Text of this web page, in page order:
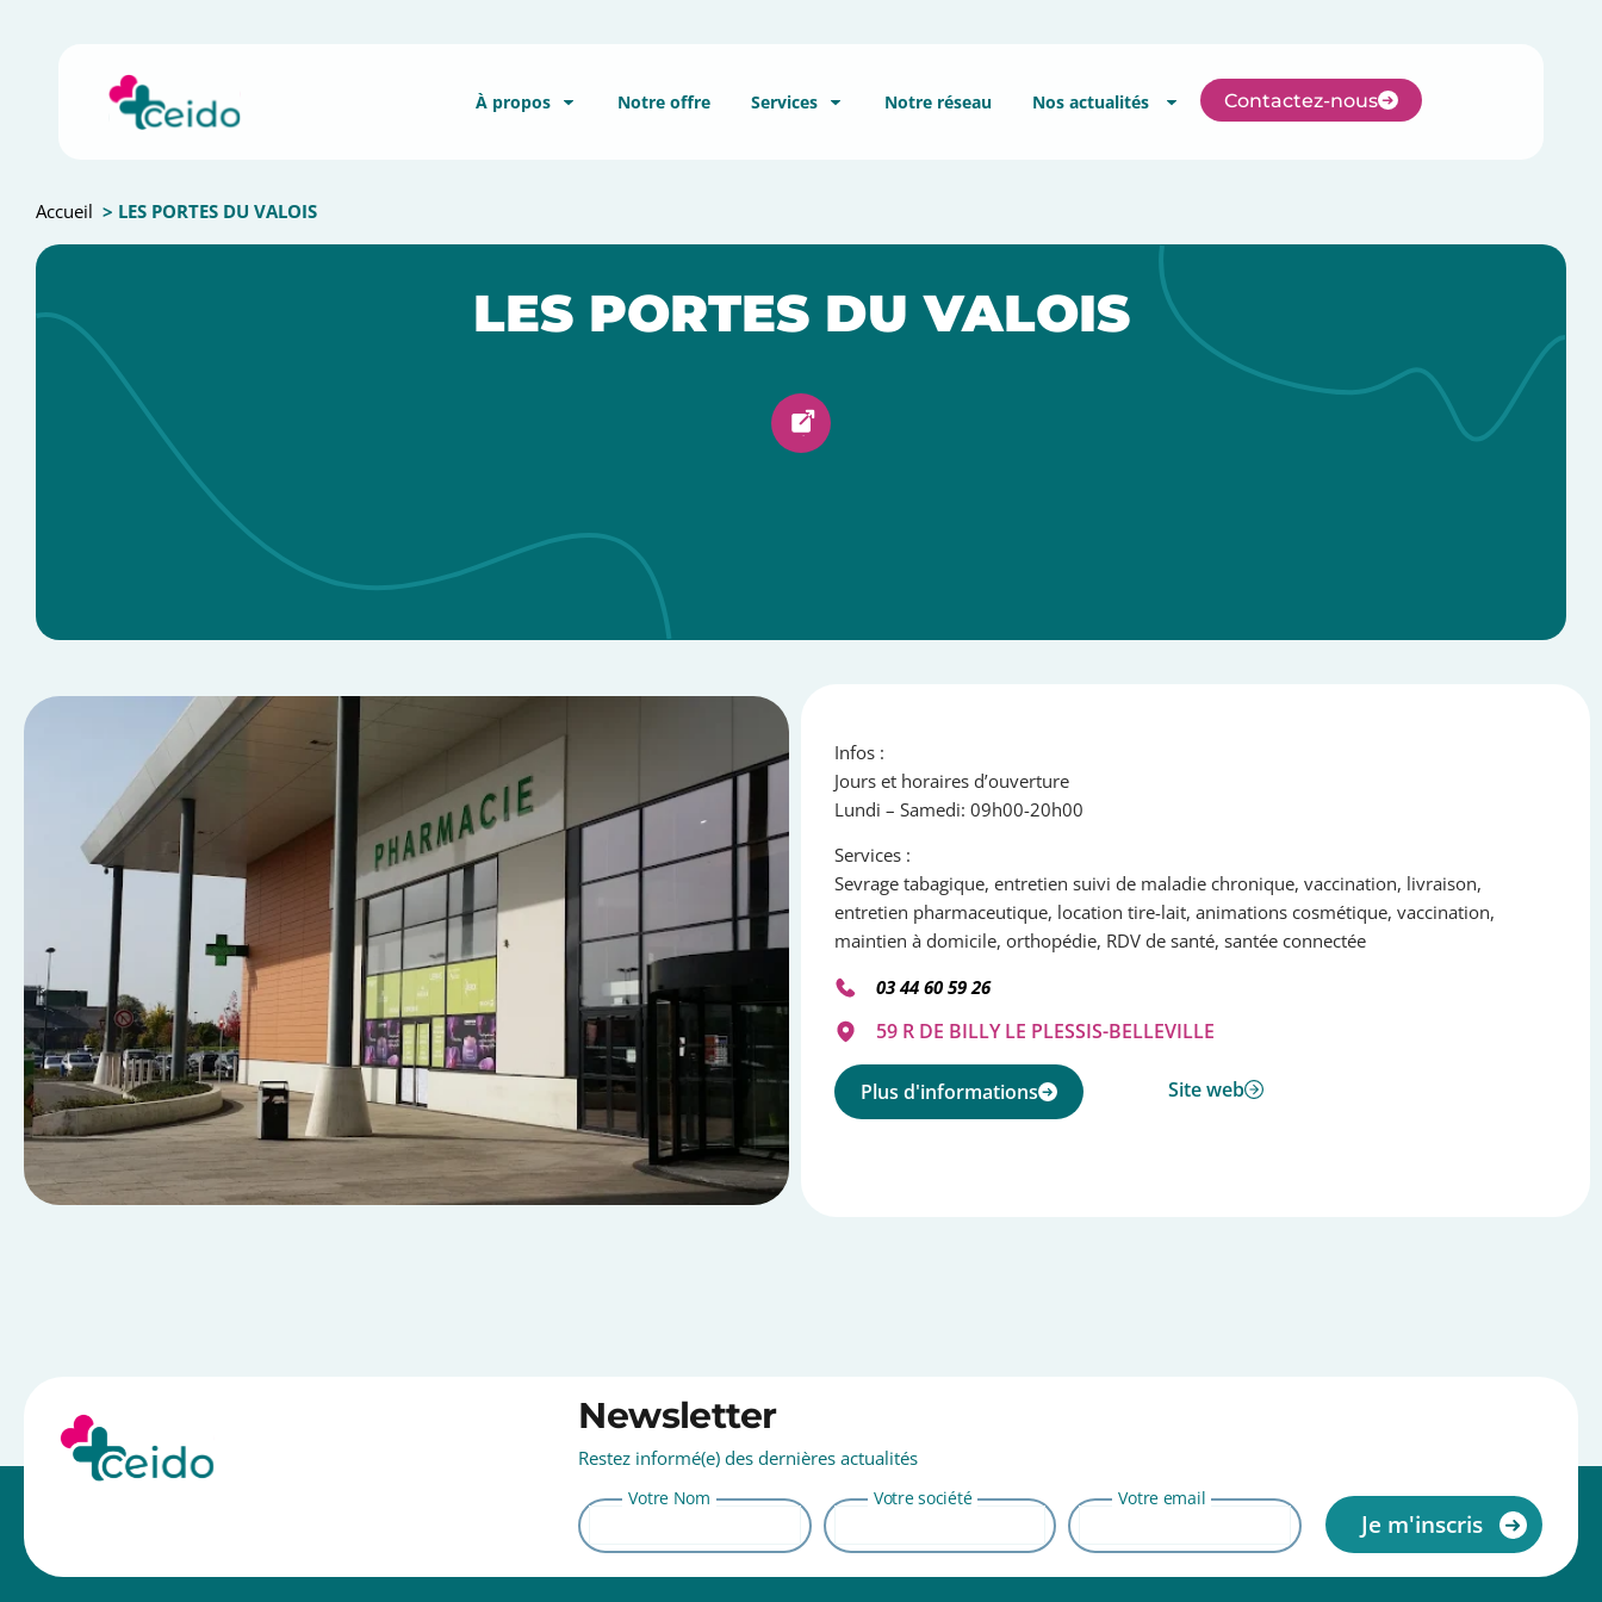
Nos actualités
Accueil > LES PORTES DU VALOIS
LES PORTES DU VALOIS
Infos :
Jours et horaires d’ouverture
Lundi – Samedi: 09h00-20h00
Services :
Sevrage tabagique, entretien suivi de maladie chronique, vaccination, livraison,
entretien pharmaceutique, location tire-lait, animations cosmétique, vaccination,
maintien à domicile, orthopédie, RDV de santé, santée connectée
03 44 60 59 26
59 R DE BILLY LE PLESSIS-BELLEVILLE
Plus d'informations Site web
⠀⠀⠀⠀⠀⠀⠀⠀⠀⠀⠀⠀⠀⠀⠀⠀⠀⠀⠀⠀⠀⠀⠀⠀⠀⠀⠀⠀⠀⠀⠀⠀⠀⠀⠀⠀⠀⠀⠀⠀⠀⠀⠀⠀⠀⠀⠀⠀⠀⠀⠀⠀⠀⠀⠀
Newsletter
Restez informé(e) des dernières actualités
Votre Nom Votre société Votre email